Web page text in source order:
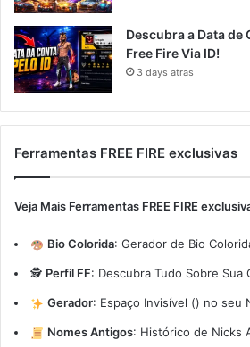
Descubra a Data de
Free Fire Via ID!
3 days atras
Ferramentas FREE FIRE exclusivas
Veja Mais Ferramentas FREE FIRE
Bio Colorida: Gerador de Bio
🕵️ Perfil FF: Descubra Tudo Sobre Sua
Gerador: Espaço Invisível (ㅤ) no seu
Nomes Antigos: Histórico de Nicks